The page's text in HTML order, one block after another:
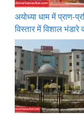
अयोध्या धाम में प्राण-
विस्तार में विशाल